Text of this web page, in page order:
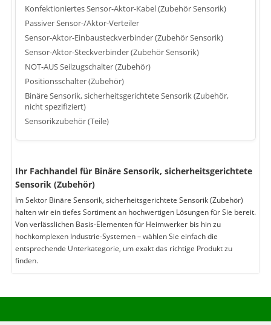
Konfektioniertes Sensor-Aktor-Kabel (Zubehör Sensorik)
Passiver Sensor-/Aktor-Verteiler
Sensor-Aktor-Einbausteckverbinder (Zubehör Sensorik)
Sensor-Aktor-Steckverbinder (Zubehör Sensorik)
NOT-AUS Seilzugschalter (Zubehör)
Positionsschalter (Zubehör)
Binäre Sensorik, sicherheitsgerichtete Sensorik (Zubehör,
nicht spezifiziert)
Sensorikzubehör (Teile)
Ihr Fachhandel für Binäre Sensorik, sicherheitsgerichtete
Sensorik (Zubehör)
Im Sektor Binäre Sensorik, sicherheitsgerichtete Sensorik (Zubehör)
halten wir ein tiefes Sortiment an hochwertigen Lösungen für Sie bereit.
Von verlässlichen Basis-Elementen für Heimwerker bis hin zu
hochkomplexen Industrie-Systemen – wählen Sie einfach die
entsprechende Unterkategorie, um exakt das richtige Produkt zu
finden.